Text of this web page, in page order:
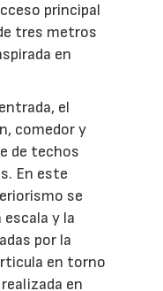
principal
tres metros
en
el
comedor y
de techos
En este
se
y la
por la
en torno
en